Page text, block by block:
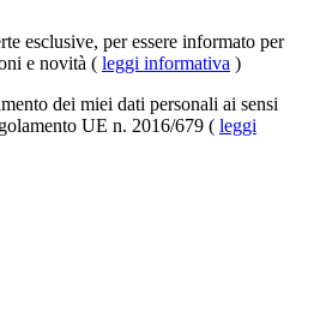
esclusive, per essere informato per
e novità ( leggi informativa )
dei miei dati personali ai sensi
UE n. 2016/679 ( leggi